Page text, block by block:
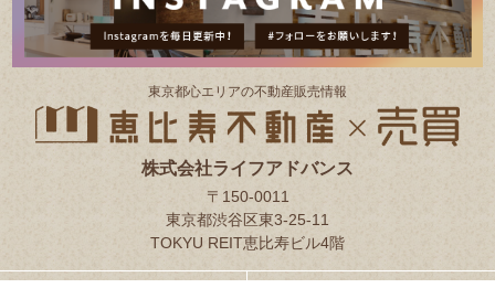
東京都⼼エリアの不動産販売情報
株式会社ライフアドバンス
〒150-0011
東京都渋谷区東3-25-11
TOKYU REIT恵比寿ビル4階